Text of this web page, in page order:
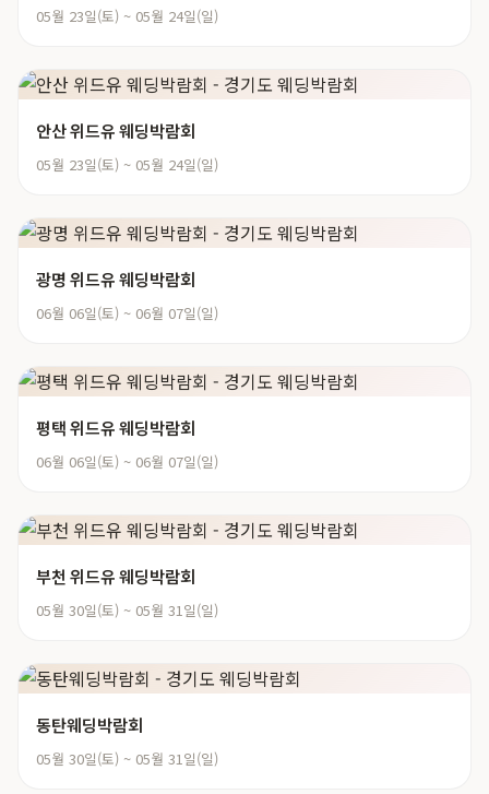
05월 23일(토) ~ 05월 24일(일)
안산 위드유 웨딩박람회
05월 23일(토) ~ 05월 24일(일)
광명 위드유 웨딩박람회
06월 06일(토) ~ 06월 07일(일)
평택 위드유 웨딩박람회
06월 06일(토) ~ 06월 07일(일)
부천 위드유 웨딩박람회
05월 30일(토) ~ 05월 31일(일)
동탄웨딩박람회
05월 30일(토) ~ 05월 31일(일)